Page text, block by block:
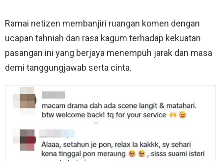
Ramai netizen membanjiri ruangan komen dengan
ucapan tahniah dan rasa kagum terhadap kekuatan
pasangan ini yang berjaya menempuh jarak dan masa
demi tanggungjawab serta cinta.